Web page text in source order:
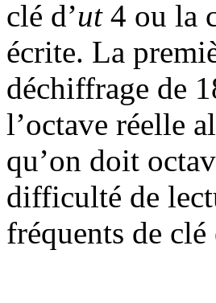
clé d’ut4 ou la
écrite. La
déchiffrage de
l’octave réelle
qu’on doit
difficulté de
fréquents de